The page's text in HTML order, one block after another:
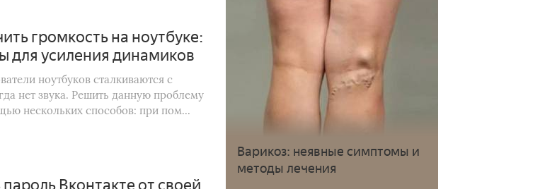
громкость на ноутбуке:
для усиления динамиков
ноутбуков сталкиваются с
нет звука. Решить данную проблему
нескольких способов: при пом...
пароль Вконтакте от своей
Варикоз: неявные симптомы и
методы лечения